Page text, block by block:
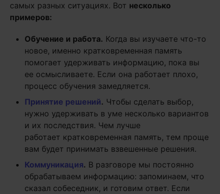
самых разных ситуациях. Вот несколько
примеров:
Обучение и работа. Когда вы изучаете что-то
новое, именно кратковременная память
помогает удерживать информацию, пока вы
ее осмысливаете. Если она работает плохо,
процесс обучения замедляется.
Принятие решений. Чтобы сделать выбор,
нужно удерживать в уме несколько вариантов
и их последствия. Чем лучше
работает кратковременная память, тем проще
вам будет принимать взвешенные решения.
Коммуникация. В разговоре мы постоянно
обрабатываем информацию: запоминаем, что
сказал собеседник, и готовим ответ. Если